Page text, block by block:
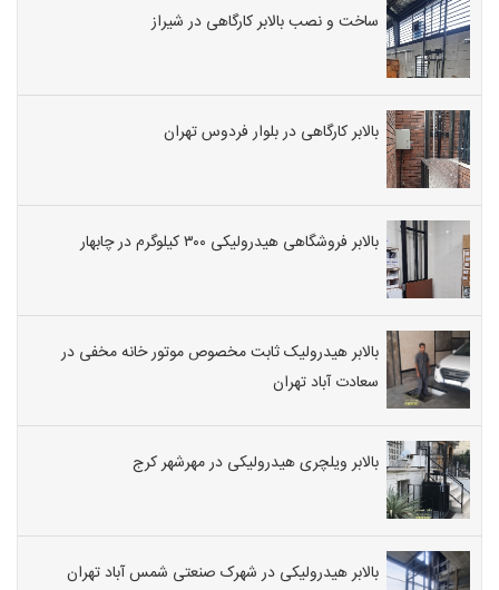
ساخت و نصب بالابر کارگاهی در شیراز
بالابر کارگاهی در بلوار فردوس تهران
بالابر فروشگاهی هیدرولیکی ۳۰۰ کیلوگرم در چابهار
بالابر هیدرولیک ثابت مخصوص موتور خانه مخفی در
سعادت آباد تهران
بالابر ویلچری هیدرولیکی در مهرشهر کرج
بالابر هیدرولیکی در شهرک صنعتی شمس آباد تهران